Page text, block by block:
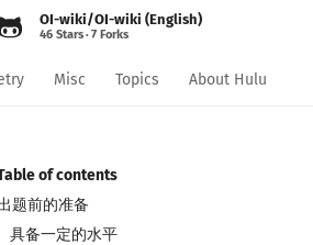
OI-wiki/OI-wiki (English)
46 Stars 7 Forks
Misc Topics About Hulu
of contents
题前的准备
具备一定的水平